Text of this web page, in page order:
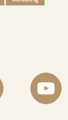
Rakdok